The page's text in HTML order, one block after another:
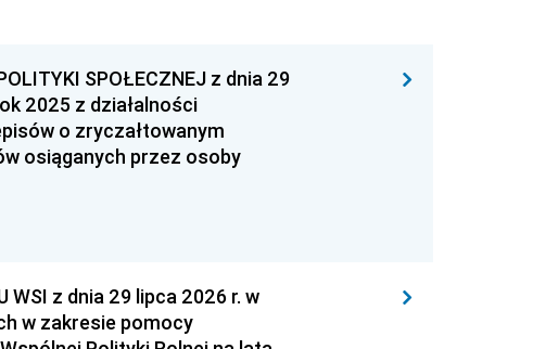
SPOŁECZNEJ z dnia 29
2025 z działalności
o zryczałtowanym
osiąganych przez osoby
WSI z dnia 29 lipca 2026 r. w
w zakresie pomocy